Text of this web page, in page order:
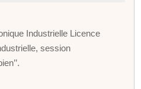
Industrielle Licence
session